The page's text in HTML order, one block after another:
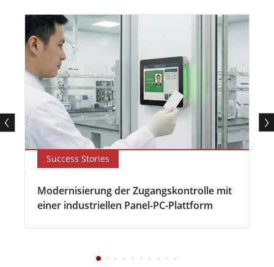
Success Stories
Modernisierung der Zugangskontrolle mit
einer industriellen Panel-PC-Plattform